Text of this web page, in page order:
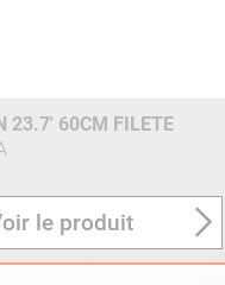
23.7' 60CM FILETE
le produit